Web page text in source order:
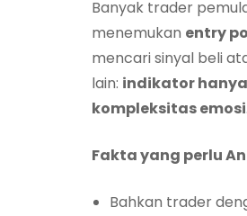
Banyak trader
menemukan entry
mencari sinyal beli
lain: indikator
kompleksitas emosi.
Fakta yang perlu
Bahkan trader